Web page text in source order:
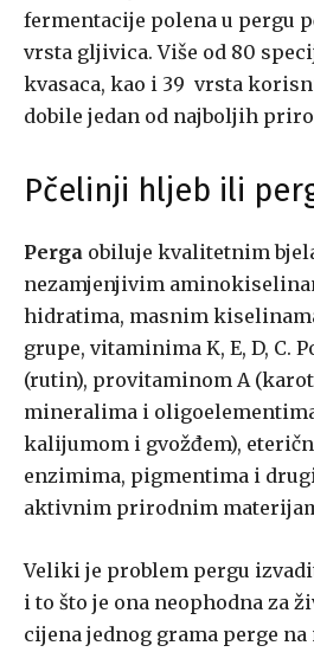
fermentacije polena u pergu
vrsta gljivica. Više od 80
kvasaca, kao i 39 vrsta
dobile jedan od najboljih
Pčelinji hljeb ili
Perga obiluje kvalitetnim
nezamjenjivim
hidratima, masnim
grupe, vitaminima K, E, D, C.
(rutin), provitaminom A
mineralima i
kalijumom i gvožđem),
enzimima, pigmentima i
aktivnim prirodnim
Veliki je problem pergu
i to što je ona neophodna za
cijena jednog grama perge